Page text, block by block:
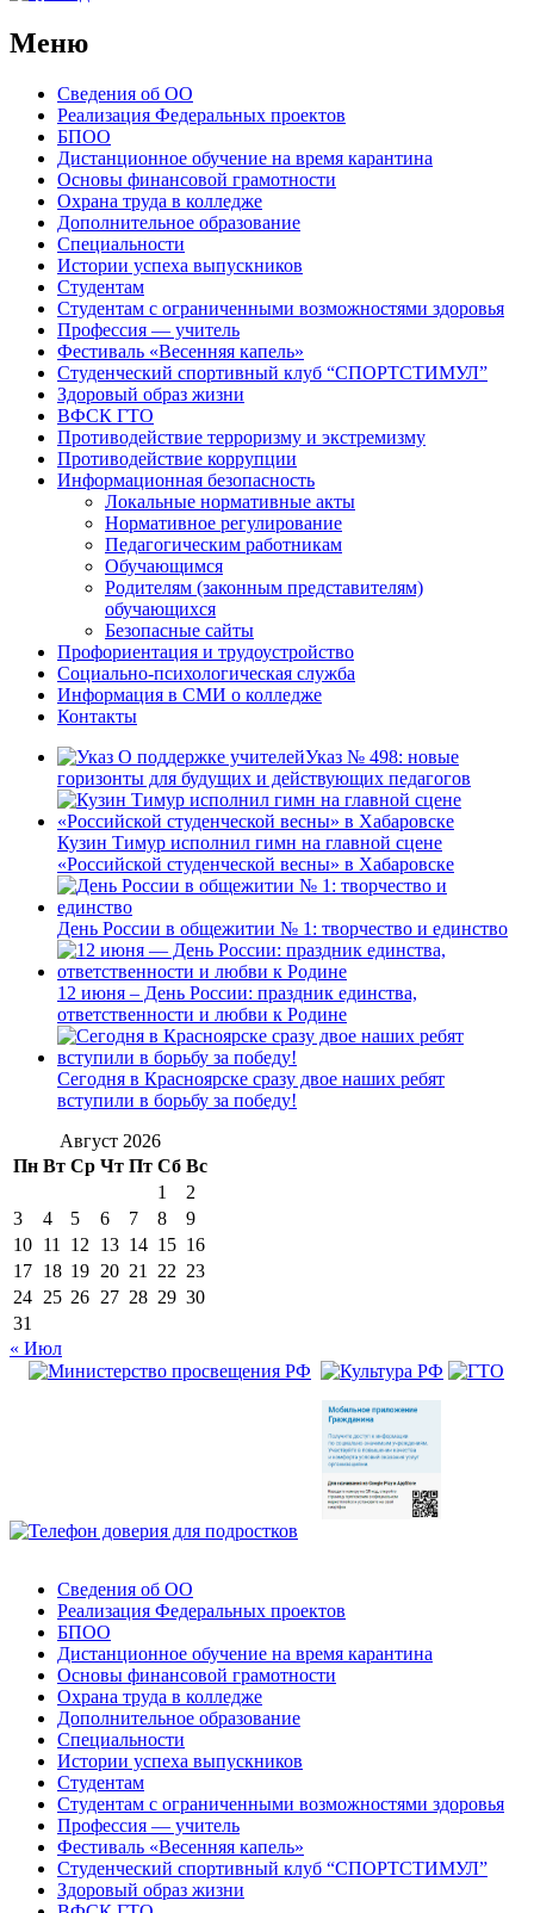
Меню
Сведения об ОО
Реализация Федеральных проектов
БПОО
Дистанционное обучение на время карантина
Основы финансовой грамотности
Охрана труда в колледже
Дополнительное образование
Специальности
Истории успеха выпускников
Студентам
Студентам с ограниченными возможностями здоровья
Профессия — учитель
Фестиваль «Весенняя капель»
Студенческий спортивный клуб “СПОРТСТИМУЛ”
Здоровый образ жизни
ВФСК ГТО
Противодействие терроризму и экстремизму
Противодействие коррупции
Информационная безопасность
Локальные нормативные акты
Нормативное регулирование
Педагогическим работникам
Обучающимся
Родителям (законным представителям)
обучающихся
Безопасные сайты
Профориентация и трудоустройство
Социально-психологическая служба
Информация в СМИ о колледже
Контакты
Указ № 498: новые
горизонты для будущих и действующих педагогов
Кузин Тимур исполнил гимн на главной сцене
«Российской студенческой весны» в Хабаровске
День России в общежитии № 1: творчество и единство
12 июня – День России: праздник единства,
ответственности и любви к Родине
Сегодня в Красноярске сразу двое наших ребят
вступили в борьбу за победу!
Август 2026
Пн Вт Ср Чт Пт Сб Вс
1
2
3
4 5 6 7 8
9
10 11 12 13 14 15 16
17 18 19 20 21 22 23
24 25 26 27 28 29 30
31
« Июл
Сведения об ОО
Реализация Федеральных проектов
БПОО
Дистанционное обучение на время карантина
Основы финансовой грамотности
Охрана труда в колледже
Дополнительное образование
Специальности
Истории успеха выпускников
Студентам
Студентам с ограниченными возможностями здоровья
Профессия — учитель
Фестиваль «Весенняя капель»
Студенческий спортивный клуб “СПОРТСТИМУЛ”
Здоровый образ жизни